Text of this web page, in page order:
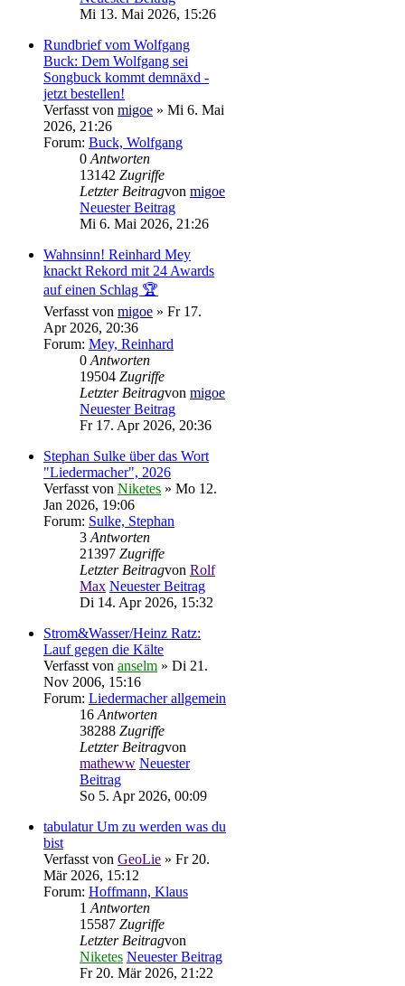
Mi 13. Mai 2026, 15:26
Rundbrief vom Wolfgang
Buck: Dem Wolfgang sei
Songbuck kommt demnäxd -
jetzt bestellen!
Verfasst von migoe » Mi 6. Mai
2026, 21:26
Forum: Buck, Wolfgang
0 Antworten
13142 Zugriffe
Letzter Beitragvon migoe
Neuester Beitrag
Mi 6. Mai 2026, 21:26
Wahnsinn! Reinhard Mey
knackt Rekord mit 24 Awards
auf einen Schlag 🏆
Verfasst von migoe » Fr 17.
Apr 2026, 20:36
Forum: Mey, Reinhard
0 Antworten
19504 Zugriffe
Letzter Beitragvon migoe
Neuester Beitrag
Fr 17. Apr 2026, 20:36
Stephan Sulke über das Wort
"Liedermacher", 2026
Verfasst von Niketes » Mo 12.
Jan 2026, 19:06
Forum: Sulke, Stephan
3 Antworten
21397 Zugriffe
Letzter Beitragvon Rolf
Max Neuester Beitrag
Di 14. Apr 2026, 15:32
Strom&Wasser/Heinz Ratz:
Lauf gegen die Kälte
Verfasst von anselm » Di 21.
Nov 2006, 15:16
Forum: Liedermacher allgemein
16 Antworten
38288 Zugriffe
Letzter Beitragvon
matheww Neuester
Beitrag
So 5. Apr 2026, 00:09
tabulatur Um zu werden was du
bist
Verfasst von GeoLie » Fr 20.
Mär 2026, 15:12
Forum: Hoffmann, Klaus
1 Antworten
15587 Zugriffe
Letzter Beitragvon
Niketes Neuester Beitrag
Fr 20. Mär 2026, 21:22